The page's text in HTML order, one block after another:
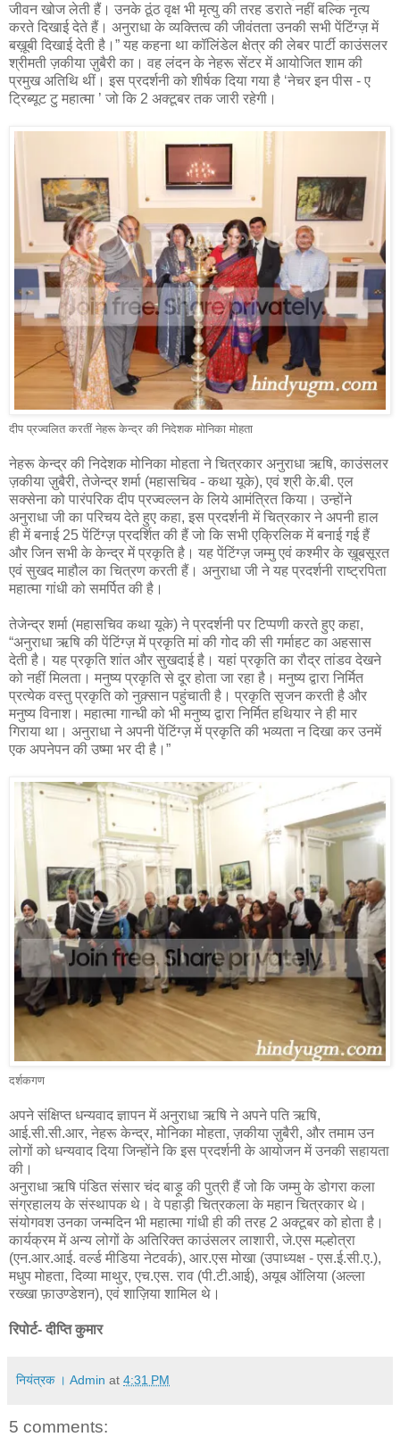
जीवन खोज लेती हैं। उनके ठूंठ वृक्ष भी मृत्यु की तरह डराते नहीं बल्कि नृत्य
करते दिखाई देते हैं। अनुराधा के व्यक्तित्व की जीवंतता उनकी सभी पेंटिंग्ज़ में
बख़ूबी दिखाई देती है।” यह कहना था कॉलिंडेल क्षेत्र की लेबर पार्टी काउंसलर
श्रीमती ज़कीया ज़ुबैरी का। वह लंदन के नेहरू सेंटर में आयोजित शाम की
प्रमुख अतिथि थीं। इस प्रदर्शनी को शीर्षक दिया गया है ‘नेचर इन पीस - ए
ट्रिब्यूट टु महात्मा ’ जो कि 2 अक्टूबर तक जारी रहेगी।
दीप प्रज्वलित करतीं नेहरू केन्द्र की निदेशक मोनिका मोहता
नेहरू केन्द्र की निदेशक मोनिका मोहता ने चित्रकार अनुराधा ऋषि, काउंसलर
ज़कीया ज़ुबैरी, तेजेन्द्र शर्मा (महासचिव - कथा यूके), एवं श्री के.बी. एल
सक्सेना को पारंपरिक दीप प्रज्वल्लन के लिये आमंत्रित किया। उन्होंने
अनुराधा जी का परिचय देते हुए कहा, इस प्रदर्शनी में चित्रकार ने अपनी हाल
ही में बनाई 25 पेंटिंग्ज़ प्रदर्शित की हैं जो कि सभी एक्रिलिक में बनाई गई हैं
और जिन सभी के केन्द्र में प्रकृति है। यह पेंटिंग्ज़ जम्मु एवं कश्मीर के ख़ूबसूरत
एवं सुखद माहौल का चित्रण करती हैं। अनुराधा जी ने यह प्रदर्शनी राष्ट्रपिता
महात्मा गांधी को समर्पित की है।
तेजेन्द्र शर्मा (महासचिव कथा यूके) ने प्रदर्शनी पर टिप्पणी करते हुए कहा,
“अनुराधा ऋषि की पेंटिंग्ज़ में प्रकृति मां की गोद की सी गर्माहट का अहसास
देती है। यह प्रकृति शांत और सुखदाई है। यहां प्रकृति का रौद्र तांडव देखने
को नहीं मिलता। मनुष्य प्रकृति से दूर होता जा रहा है। मनुष्य द्वारा निर्मित
प्रत्येक वस्तु प्रकृति को नुक़्सान पहुंचाती है। प्रकृति सृजन करती है और
मनुष्य विनाश। महात्मा गान्धी को भी मनुष्य द्वारा निर्मित हथियार ने ही मार
गिराया था। अनुराधा ने अपनी पेंटिंग्ज़ में प्रकृति की भव्यता न दिखा कर उनमें
एक अपनेपन की उष्मा भर दी है।”
दर्शकगण
अपने संक्षिप्त धन्यवाद ज्ञापन में अनुराधा ऋषि ने अपने पति ऋषि,
आई.सी.सी.आर, नेहरू केन्द्र, मोनिका मोहता, ज़कीया ज़ुबैरी, और तमाम उन
लोगों को धन्यवाद दिया जिन्होंने कि इस प्रदर्शनी के आयोजन में उनकी सहायता
की।
अनुराधा ऋषि पंडित संसार चंद बाड़ू की पुत्री हैं जो कि जम्मु के डोगरा कला
संग्रहालय के संस्थापक थे। वे पहाड़ी चित्रकला के महान चित्रकार थे।
संयोगवश उनका जन्मदिन भी महात्मा गांधी ही की तरह 2 अक्टूबर को होता है।
कार्यक्रम में अन्य लोगों के अतिरिक्त काउंसलर लाशारी, जे.एस मल्होत्रा
(एन.आर.आई. वर्ल्ड मीडिया नेटवर्क), आर.एस मोखा (उपाध्यक्ष - एस.ई.सी.ए.),
मधुप मोहता, दिव्या माथुर, एच.एस. राव (पी.टी.आई), अयूब ऑलिया (अल्ला
रख्खा फ़ाउण्डेशन), एवं शाज़िया शामिल थे।
रिपोर्ट- दीप्ति कुमार
नियंत्रक । Admin at 4:31 PM
5 comments: